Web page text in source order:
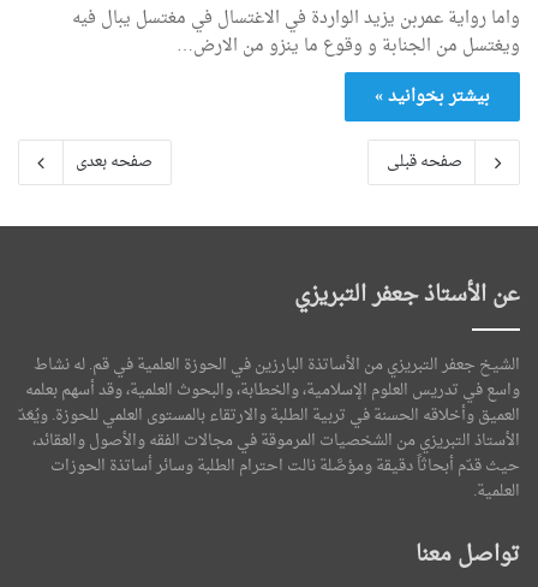
واما رواية عمربن يزيد الواردة في الاغتسال في مغتسل يبال فيه
ويغتسل من الجنابة و وقوع ما ينزو من الارض…
بیشتر بخوانید »
صفحه قبلی صفحه بعدی
عن الأستاذ جعفر التبريزي
الشيخ جعفر التبريزي من الأساتذة البارزين في الحوزة العلمية في قم. له نشاط
واسع في تدريس العلوم الإسلامية، والخطابة، والبحوث العلمية، وقد أسهم بعلمه
العميق وأخلاقه الحسنة في تربية الطلبة والارتقاء بالمستوى العلمي للحوزة. ويُعَدّ
الأستاذ التبريزي من الشخصيات المرموقة في مجالات الفقه والأصول والعقائد،
حيث قدّم أبحاثاً دقيقة ومؤصَّلة نالت احترام الطلبة وسائر أساتذة الحوزات
العلمية.
تواصل معنا